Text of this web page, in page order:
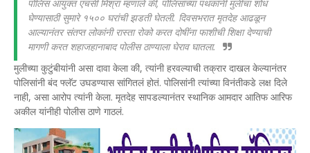
पोलिस आयुक्त एचसी मिश्रा म्हणाले की, पोलिसांच्या पथकांनी मुलीचा शोध
घेण्यासाठी सुमारे १५०० घरांची झडती घेतली. दिवसभरात मृतदेह आढळून
आल्यानंतर संतप्त लोकांनी रास्ता रोको करत दोषींना फाशीची शिक्षा देण्याची
मागणी करत शहाजहानाबाद पोलीस ठाण्याला घेराव घातला.
मुलीच्या कुटुंबीयांनी असा दावा केला की, त्यांनी हरवल्याची तक्रार दाखल केल्यानंतर
पोलिसांनी बंद फ्लॅट उघडण्यास सांगितलं होतं. पोलिसांनी त्यांच्या विनंतीकडे लक्ष दिले
नाही, असा आरोप त्यांनी केला. मृतदेह सापडल्यानंतर स्थानिक आमदार आतिफ आरिफ
अकील यांनीही पोलीस ठाणे गाठलं.